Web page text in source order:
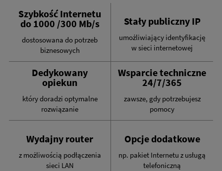
Szybkość Internetu
do 1000 /300 Mb/s
dostosowana do potrzeb
biznesowych
Stały publiczny IP
umożliwiający identyfikację
w sieci internetowej
Dedykowany
opiekun
który doradzi optymalne
rozwiązanie
Wsparcie techniczne
24/7/365
zawsze, gdy potrzebujesz
pomocy
Wydajny router
z możliwością podłączenia
sieci LAN
Opcje dodatkowe
np. pakiet Internetu z usługą
telefoniczną